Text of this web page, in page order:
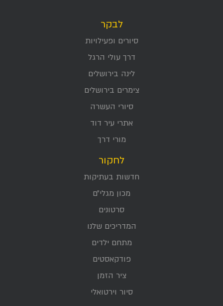
לבקר
סיורים ופעילויות
דרך עולי הרגל
לינה בירושלים
צימרים בירושלים
סיורי העשרה
אתרי עיר דוד
מורי דרך
לחקור
חדשות בעתיקות
מכון מגלי״ם
סרטונים
המדריכים שלנו
מתחם ילדים
פודקאסטים
ציר הזמן
סיור וירטואלי